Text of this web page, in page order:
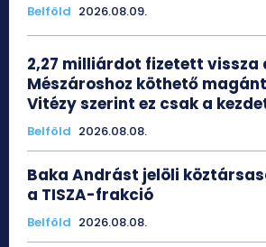
Belföld 2026.08.09.
2,27 milliárdot fizetett vissza
Mészároshoz köthető
Vitézy szerint ez csak a
Belföld 2026.08.08.
Baka Andrást jelöli
a TISZA-frakció
Belföld 2026.08.08.